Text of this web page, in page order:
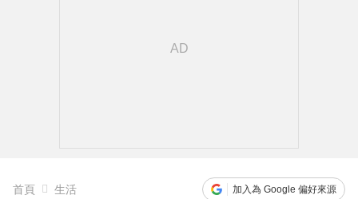
首頁 生活 加入為 Google 偏好來源